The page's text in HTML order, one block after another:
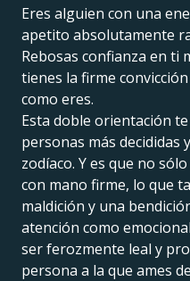
Eres alguien con una
apetito absolutamente
Rebosas confianza en ti
tienes la firme
como eres.
Esta doble orientación te
personas más decididas
zodíaco. Y es que no
con mano firme, lo que
maldición y una
atención como
ser ferozmente leal y
persona a la que ames